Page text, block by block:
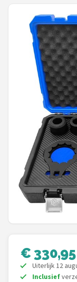
Spelregels
Uitgooilijst
Dartshop
POPULAIRE
Target
Winmau
Bull's
Dart
ABC Darts
Mission
Harrows
KOTO
€ 330,95
Uiterlijk 12
Inclusief